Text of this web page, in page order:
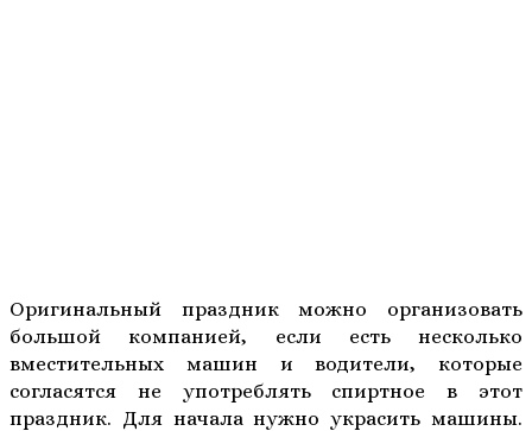
Оригинальный праздник можно организовать
большой компанией, если есть несколько
вместительных машин и водители, которые
согласятся не употреблять спиртное в этот
праздник. Для начала нужно украсить машины.